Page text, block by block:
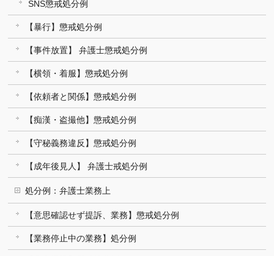
SNS懲戒処分例
【暴行】懲戒処分例
【事件放置】 弁護士懲戒処分例
【横領・着服】懲戒処分例
【依頼者と関係】懲戒処分例
【痴漢・盗撮他】懲戒処分例
【守秘義務違反】懲戒処分例
【成年後見人】 弁護士戒処分例
処分例：弁護士業務上
【意思確認せず提訴、業務】懲戒処分例
【業務停止中の業務】処分例